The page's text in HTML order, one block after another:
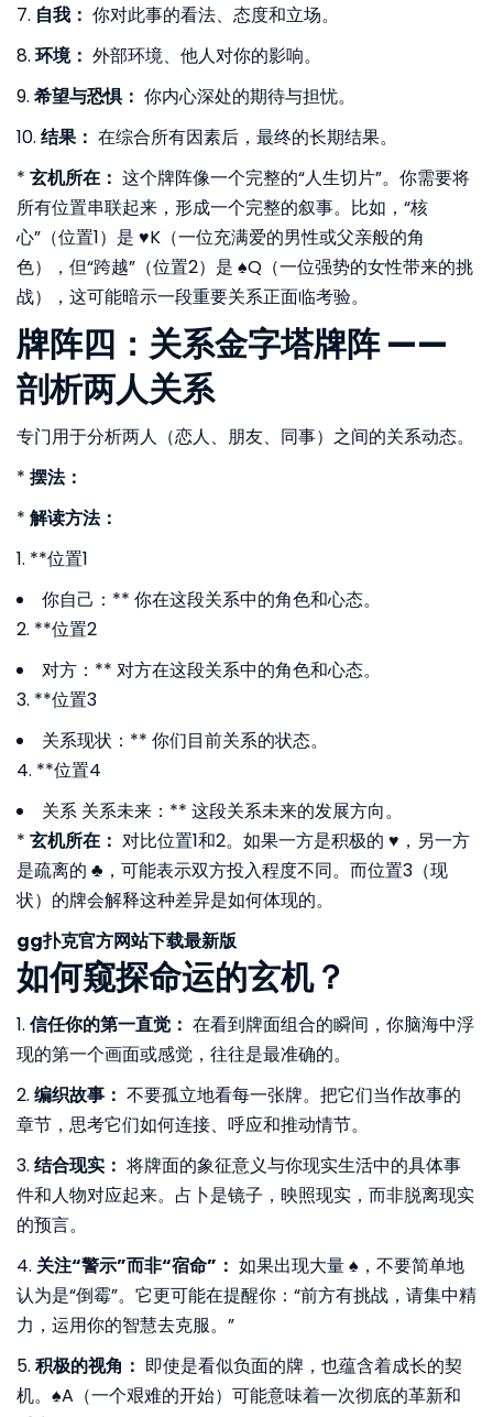
7. 自我： 你对此事的看法、态度和立场。
8. 环境： 外部环境、他人对你的影响。
9. 希望与恐惧： 你内心深处的期待与担忧。
10. 结果： 在综合所有因素后，最终的长期结果。
* 玄机所在： 这个牌阵像一个完整的“人生切片”。你需要将
所有位置串联起来，形成一个完整的叙事。比如，“核
心”（位置1）是 ♥️K（一位充满爱的男性或父亲般的角
色），但“跨越”（位置2）是 ♠️Q（一位强势的女性带来的挑
战），这可能暗示一段重要关系正面临考验。
牌阵四：关系金字塔牌阵 ——
剖析两人关系
专门用于分析两人（恋人、朋友、同事）之间的关系动态。
* 摆法：
* 解读方法：
1. **位置1
你自己：** 你在这段关系中的角色和心态。
2. **位置2
对方：** 对方在这段关系中的角色和心态。
3. **位置3
关系现状：** 你们目前关系的状态。
4. **位置4
关系 关系未来：** 这段关系未来的发展方向。
* 玄机所在： 对比位置1和2。如果一方是积极的 ♥️，另一方
是疏离的 ♣️，可能表示双方投入程度不同。而位置3（现
状）的牌会解释这种差异是如何体现的。
gg扑克官方网站下载最新版
如何窥探命运的玄机？
1. 信任你的第一直觉： 在看到牌面组合的瞬间，你脑海中浮
现的第一个画面或感觉，往往是最准确的。
2. 编织故事： 不要孤立地看每一张牌。把它们当作故事的
章节，思考它们如何连接、呼应和推动情节。
3. 结合现实： 将牌面的象征意义与你现实生活中的具体事
件和人物对应起来。占卜是镜子，映照现实，而非脱离现实
的预言。
4. 关注“警示”而非“宿命”： 如果出现大量 ♠️，不要简单地
认为是“倒霉”。它更可能在提醒你：“前方有挑战，请集中精
力，运用你的智慧去克服。”
5. 积极的视角： 即使是看似负面的牌，也蕴含着成长的契
机。♠️A（一个艰难的开始）可能意味着一次彻底的革新和